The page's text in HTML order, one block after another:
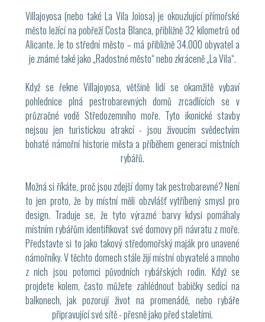
Villajoyosa (nebo také La Vila Joiosa) je okouzlující přímořské
město ležící na pobřeží Costa Blanca, přibližně 32 kilometrů od
Alicante. Je to střední město – má přibližně 34.000 obyvatel a
je známé také jako „Radostné město“ nebo zkráceně „La Vila“.
Když se řekne Villajoyosa, většině lidí se okamžitě vybaví
pohlednice plná pestrobarevných domů zrcadlících se v
průzračné vodě Středozemního moře. Tyto ikonické stavby
nejsou jen turistickou atrakcí - jsou živoucím svědectvím
bohaté námořní historie města a příběhem generací místních
rybářů.
Možná si říkáte, proč jsou zdejší domy tak pestrobarevné? Není
to jen proto, že by místní měli obzvlášť vytříbený smysl pro
design. Traduje se, že tyto výrazné barvy kdysi pomáhaly
místním rybářům identifikovat své domovy při návratu z moře.
Představte si to jako takový středomořský maják pro unavené
námořníky. V těchto domech stále žijí místní obyvatelé a mnoho
z nich jsou potomci původních rybářských rodin. Když se
projdete kolem, často můžete zahlédnout babičky sedící na
balkonech, jak pozorují život na promenádě, nebo rybáře
připravující své sítě - přesně jako před staletími.